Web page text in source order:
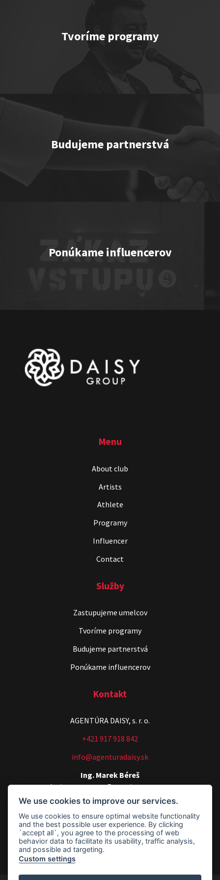
TEMNÉ KECY
Jerry Veľmajster Szabo
"Triple M” or "Ingolštat TRIO”
Čekovský
ČekyPOINT
Marián Čekovský
Čekovský vs. Hudák
Show program
Stand-up & Juraj „ŠOKO”
Tabaček
Show program StandupShow
ŠOKO & LUKY
Tvoríme programy
Budujeme partnerstvá
Ponúkame influencerov
Menu
About club
Artists
Athlete
Programy
Influencer
Contact
Služby
Zastupujeme umelcov
Tvoríme programy
Budujeme partnerstvá
Ponúkame influencerov
Kontakt
AGENTÚRA DAISY, s. r. o.
+421 917 918 842
info@agenturadaisy.sk
Ing. Marek Béreš
Artists manager, Executive manager
+421 907 540 518
agenturadaisy@agenturadaisy.sk
Fakturačné údaje
We use cookies to improve our services.
We use cookies to ensure optimal website functionality
and the best possible user experience. By clicking
`accept all`, you agree to the processing of web
behavior data to facilitate its usability, traffic analysis,
and possible ad targeting.
Custom settings